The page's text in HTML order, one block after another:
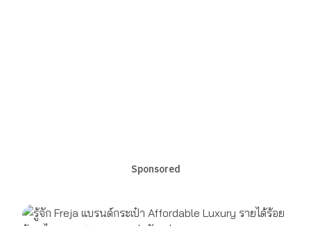
Sponsored